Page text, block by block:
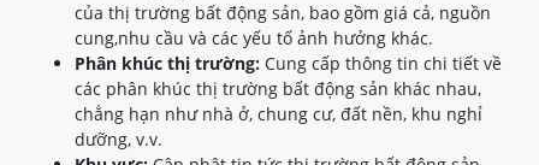
của thị trường bất động sản, bao gồm giá cả, nguồn
cung,nhu cầu và các yếu tố ảnh hưởng khác.
Phân khúc thị trường: Cung cấp thông tin chi tiết về
các phân khúc thị trường bất động sản khác nhau,
chẳng hạn như nhà ở, chung cư, đất nền, khu nghỉ
dưỡng, v.v.